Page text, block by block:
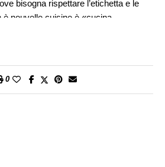
bisogna rispettare l’etichetta e le
è nouvelle cuisine è «cucina
i trionfali piatti di un tempo sono
e insapori.
e così ben nascosto che …«è
0